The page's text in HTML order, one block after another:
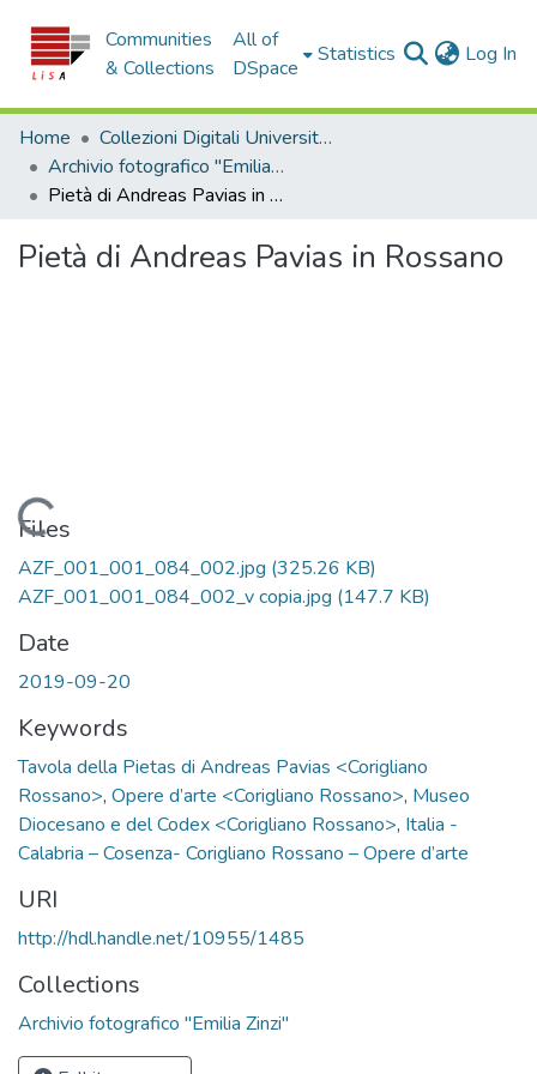
Communities
& Collections
All of
DSpace
Statistics Log In
Home
Collezioni Digitali Università della Calabria
Archivio fotografico "Emilia Zinzi"
Pietà di Andreas Pavias in Rossano
Pietà di Andreas Pavias in Rossano
Loading...
Files
AZF_001_001_084_002.jpg (325.26 KB)
AZF_001_001_084_002_v copia.jpg (147.7 KB)
Date
2019-09-20
Keywords
Tavola della Pietas di Andreas Pavias <Corigliano
Rossano>, Opere d’arte <Corigliano Rossano>, Museo
Diocesano e del Codex <Corigliano Rossano>, Italia -
Calabria – Cosenza- Corigliano Rossano – Opere d’arte
URI
http://hdl.handle.net/10955/1485
Collections
Archivio fotografico "Emilia Zinzi"